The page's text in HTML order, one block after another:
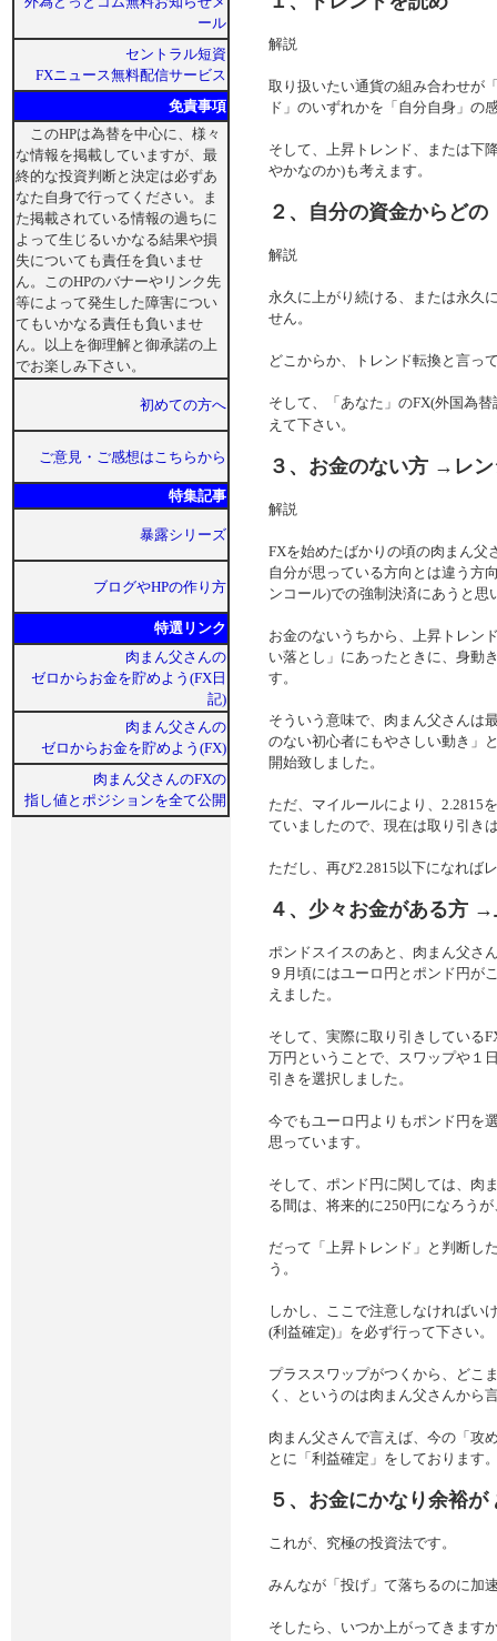
ール
セントラル短資
FXニュース無料配信サービス
免責事項
このHPは為替を中心に、様々
な情報を掲載していますが、最
終的な投資判断と決定は必ずあ
なた自身で行ってください。ま
た掲載されている情報の過ちに
よって生じるいかなる結果や損
失についても責任を負いませ
ん。このHPのバナーやリンク先
等によって発生した障害につい
てもいかなる責任も負いませ
ん。以上を御理解と御承諾の上
でお楽しみ下さい。
初めての方へ
ご意見・ご感想はこちらから
特集記事
暴露シリーズ
ブログやHPの作り方
特選リンク
肉まん父さんの
ゼロからお金を貯めよう(FX日
記)
肉まん父さんの
ゼロからお金を貯めよう(FX)
肉まん父さんのFXの
指し値とポジションを全て公開
解説
取り扱いたい通貨の組み合わせが
ド」のいずれかを「自分自身」の
そして、上昇トレンド、または下
やかなのか)も考えます。
２、自分の資金からど
解説
永久に上がり続ける、または永久
せん。
どこからか、トレンド転換と言っ
そして、「あなた」のFX(外国為
えて下さい。
３、お金のない方 →レ
解説
FXを始めたばかりの頃の肉まん父
自分が思っている方向とは違う方
ンコール)での強制決済にあうと思
お金のないうちから、上昇トレン
い落とし」にあったときに、身動
す。
そういう意味で、肉まん父さんは
のない初心者にもやさしい動き」
開始致しました。
ただ、マイルールにより、2.2815
ていましたので、現在は取り引き
ただし、再び2.2815以下になれば
４、少々お金がある方
ポンドスイスのあと、肉まん父さ
９月頃にはユーロ円とポンド円が
えました。
そして、実際に取り引きしている
万円ということで、スワップや１
引きを選択しました。
今でもユーロ円よりもポンド円を
思っています。
そして、ポンド円に関しては、肉
る間は、将来的に250円になろう
だって「上昇トレンド」と判断し
う。
しかし、ここで注意しなければい
(利益確定)」を必ず行って下さ
プラススワップがつくから、どこ
く、というのは肉まん父さんから
肉まん父さんで言えば、今の「攻
とに「利益確定」をしております
５、お金にかなり余裕
これが、究極の投資法です。
みんなが「投げ」て落ちるのに加
そしたら、いつか上がってきます